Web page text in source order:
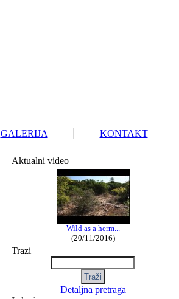
GALERIJA
KONTAKT
Aktualni video
Wild as a herm...
(20/11/2016)
Trazi
Detaljna pretraga